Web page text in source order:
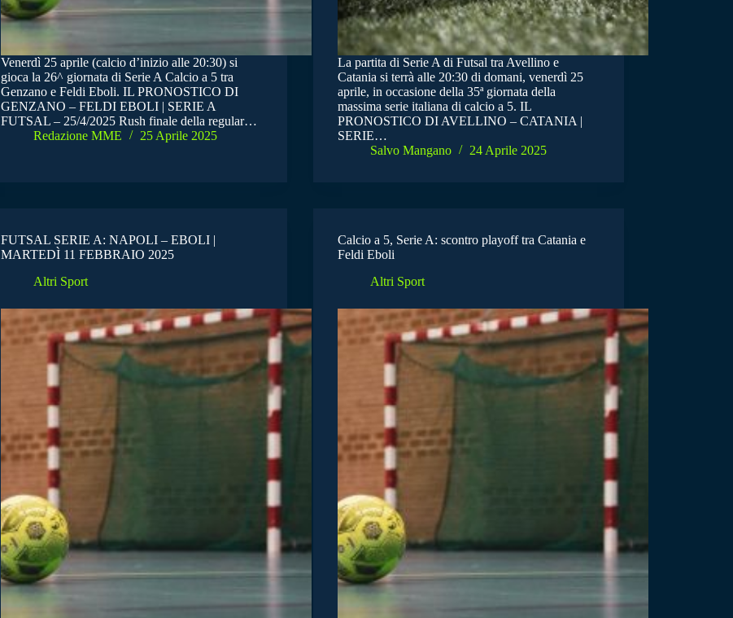
Venerdì 25 aprile (calcio d’inizio alle 20:30) si
gioca la 26^ giornata di Serie A Calcio a 5 tra
Genzano e Feldi Eboli. IL PRONOSTICO DI
GENZANO – FELDI EBOLI | SERIE A
FUTSAL – 25/4/2025 Rush finale della regular…
Redazione MME
25 Aprile 2025
La partita di Serie A di Futsal tra Avellino e
Catania si terrà alle 20:30 di domani, venerdì 25
aprile, in occasione della 35ª giornata della
massima serie italiana di calcio a 5. IL
PRONOSTICO DI AVELLINO – CATANIA |
SERIE…
Salvo Mangano
24 Aprile 2025
FUTSAL SERIE A: NAPOLI – EBOLI |
MARTEDÌ 11 FEBBRAIO 2025
Altri Sport
Calcio a 5, Serie A: scontro playoff tra Catania e
Feldi Eboli
Altri Sport